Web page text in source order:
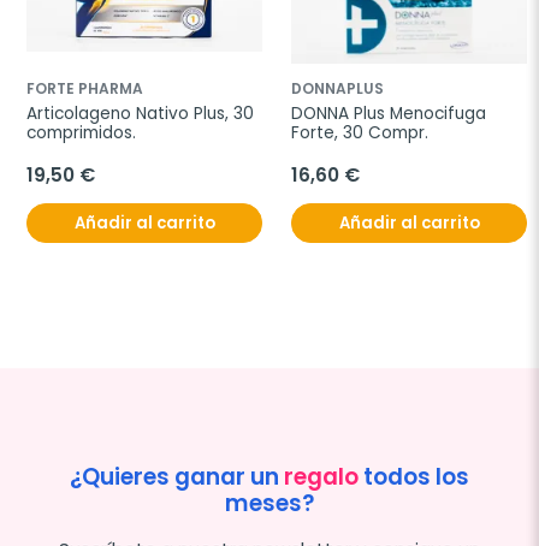
FORTE PHARMA
Articolageno Nativo Plus, 30
comprimidos.
19,50 €
Añadir al carrito
DONNAPLUS
DONNA Plus Menocifuga
Forte, 30 Compr.
16,60 €
Añadir al carrito
¿Quieres ganar un regalotodos los
meses?